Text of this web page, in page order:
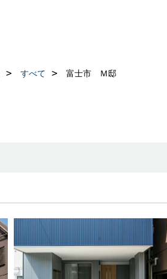
すべて 富士市 Ｍ邸